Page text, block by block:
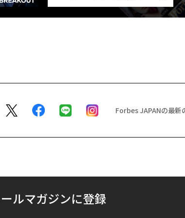
Forbes JAPANの最新
ルマガジンに登録